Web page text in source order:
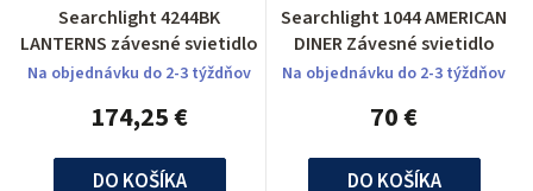
Searchlight 4244BK
LANTERNS závesné svietidlo
Na objednávku do 2-3 týždňov
174,25 €
DO KOŠÍKA
Searchlight 1044 AMERICAN
DINER Závesné svietidlo
Na objednávku do 2-3 týždňov
70 €
DO KOŠÍKA